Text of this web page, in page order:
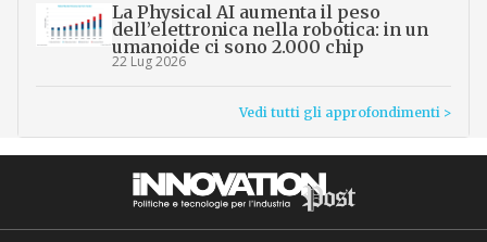
La Physical AI aumenta il peso
dell’elettronica nella robotica: in un
umanoide ci sono 2.000 chip
22 Lug 2026
Vedi tutti gli approfondimenti >